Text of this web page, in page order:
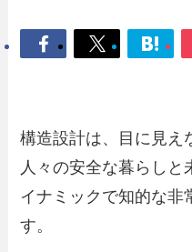
構造設計は、目に見え
人々の安全な暮らし
イナミックで知的な非
す。